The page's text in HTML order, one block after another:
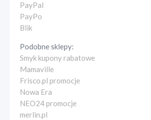
PayPal
PayPo
Blik
Podobne sklepy:
Smyk kupony rabatowe
Mamaville
Frisco.pl promocje
Nowa Era
NEO24 promocje
merlin.pl